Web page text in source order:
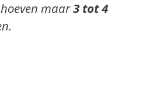
maar3 tot 4